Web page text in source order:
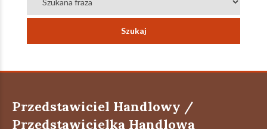
Przedstawiciel Handlowy /
Przedstawicielka Handlowa